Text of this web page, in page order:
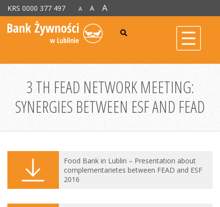
KRS 0000 377 497 A A A
3 TH FEAD NETWORK MEETING:
SYNERGIES BETWEEN ESF AND FEAD
Food Bank in Lublin – Presentation about
complementarietes between FEAD and ESF
2016